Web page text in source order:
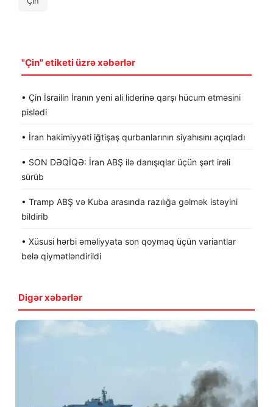
"Çin" etiketi üzrə xəbərlər
• Çin İsrailin İranın yeni ali liderinə qarşı hücum etməsini
pislədi
• İran hakimiyyəti iğtişaş qurbanlarının siyahısını açıqladı
• SON DƏQİQƏ: İran ABŞ ilə danışıqlar üçün şərt irəli
sürüb
• Tramp ABŞ və Kuba arasında razılığa gəlmək istəyini
bildirib
• Xüsusi hərbi əməliyyata son qoymaq üçün variantlar
belə qiymətləndirildi
Digər xəbərlər